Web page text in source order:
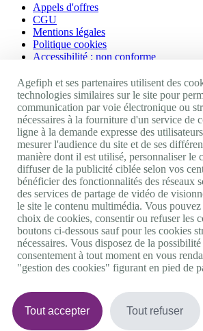
Appels d'offres
CGU
Mentions légales
Politique cookies
Accessibilité : non conforme
Nos autres sites
Site portail Agefiph
Activateur de progrès
Handinnov
Innovation et recherche
Université du RRH
Service AppuiPro
Nous suivre
Youtube
Linkedin
Facebook
Twitter
0 800 11 10 09Services & appel gratuitsDe
Nous contacter
Agefiph et ses partenaires utilisent des
technologies similaires sur le site pour
communication par voie électronique ou
nécessaires à la fourniture d'un service de
ligne à la demande expresse des
mesurer l'audience du site et de ses
manière dont il est utilisé, personnaliser le
diffuser de la publicité ciblée selon vos
bénéficier des fonctionnalités des réseaux
des services de partage de vidéo de
le site le contenu multimédia. Vous
choix de cookies, consentir ou refuser les
boutons ci-dessous sauf pour les cookies
nécessaires. Vous disposez de la
consentement à tout moment en vous
"gestion des cookies" figurant en pied de
Tout accepter Tout refuser